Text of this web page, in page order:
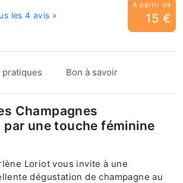
les 4 avis »
À partir de
15 €
pratiques Bon à savoir
Champagnes
une touche féminine
Loriot vous invite à une
dégustation de champagne au